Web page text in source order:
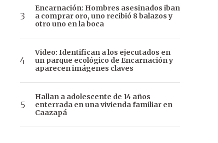
Encarnación: Hombres asesinados iban
a comprar oro, uno recibió 8 balazos y
otro uno en la boca
Video: Identifican a los ejecutados en
un parque ecológico de Encarnación y
aparecen imágenes claves
Hallan a adolescente de 14 años
enterrada en una vivienda familiar en
Caazapá